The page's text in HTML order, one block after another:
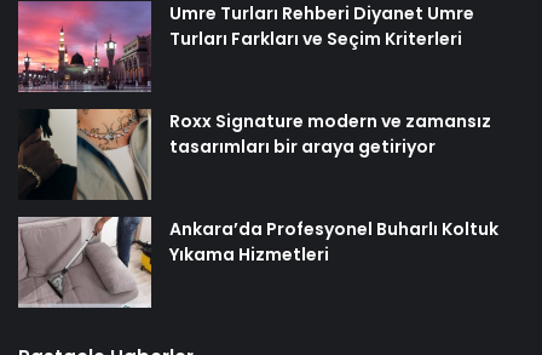
Umre Turları Rehberi Diyanet Umre
Turları Farkları ve Seçim Kriterleri
Roxx Signature modern ve zamansız
tasarımları bir araya getiriyor
Ankara’da Profesyonel Buharlı Koltuk
Yıkama Hizmetleri